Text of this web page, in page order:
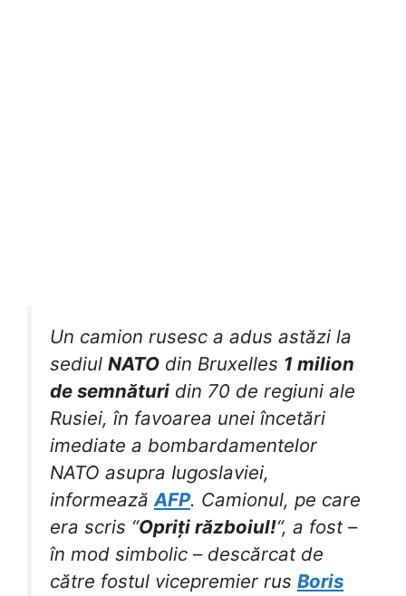
Un camion rusesc a adus astăzi la
sediul NATO din Bruxelles 1 milion
de semnături din 70 de regiuni ale
Rusiei, în favoarea unei încetări
imediate a bombardamentelor
NATO asupra Iugoslaviei,
informeazăAFP. Camionul, pe care
era scris “Opriți războiul!“, a fost –
în mod simbolic – descărcat de
către fostul vicepremier rus Boris